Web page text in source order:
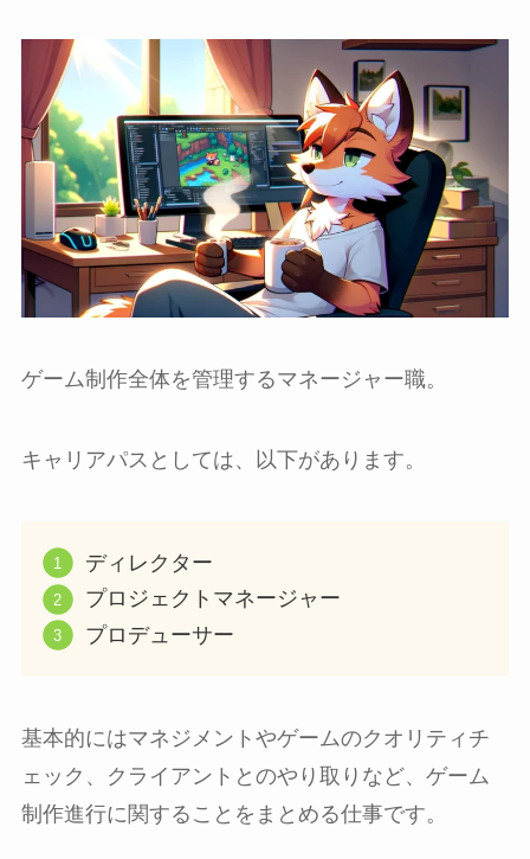
ゲーム制作全体を管理するマネージャー職。
キャリアパスとしては、以下があります。
ディレクター
プロジェクトマネージャー
プロデューサー
基本的にはマネジメントやゲームのクオリティチ
ェック、クライアントとのやり取りなど、ゲーム
制作進行に関することをまとめる仕事です。